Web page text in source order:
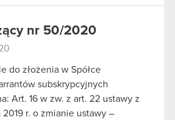
nr 50/2020
do złożenia w Spółce
subskrypcyjnych
Art. 16 w zw. z art. 22 ustawy z
r. o zmianie ustawy –